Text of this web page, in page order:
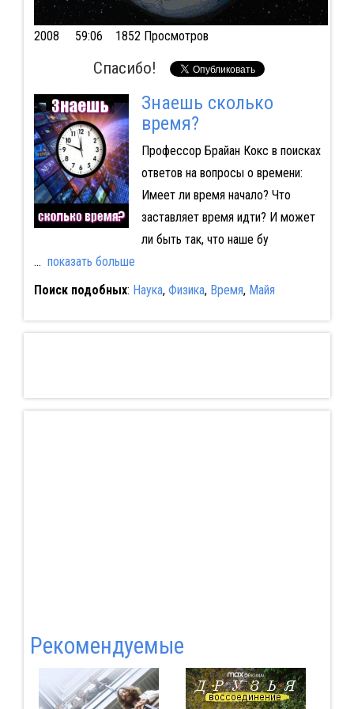
2008 59:06 1852 Просмотров
Спасибо!
Знаешь сколько
время?
Профессор Брайан Кокс в поисках
ответов на вопросы о времени:
Имеет ли время начало? Что
заставляет время идти? И может
ли быть так, что наше бу
... показать больше
Поиск подобных: Наука, Физика, Время, Майя
Pекомендуемые